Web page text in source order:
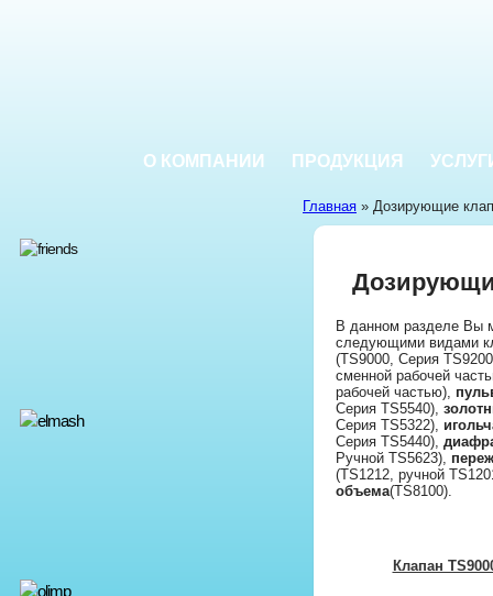
О КОМПАНИИ ПРОДУКЦИЯ
Главная » Дозирующие
В данном разделе Вы
следующими видами
(TS9000, Серия
сменной рабочей
рабочей частью),
Серия TS5540),
Серия TS5322),
Серия TS5440),
Ручной TS5623),
(TS1212, ручной
объема(TS8100).
Клапан